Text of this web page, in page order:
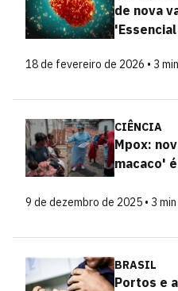
de nova
18 de fevereiro de 2026 • 3
CIÊNCIA
Mpox:
macaco'
9 de dezembro de 2025 • 3
BRASIL
Portos e